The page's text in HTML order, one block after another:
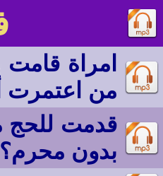
امراة
من اعتمرت
قدمت للحج
بدون محرم؟